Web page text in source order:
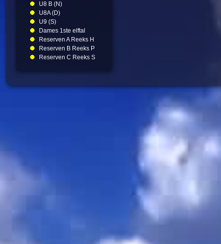
U8 B (N)
U8A (D)
U9 (S)
Dames 1ste elftal
Reserven A Reeks H
Reserven B Reeks P
Reserven C Reeks S